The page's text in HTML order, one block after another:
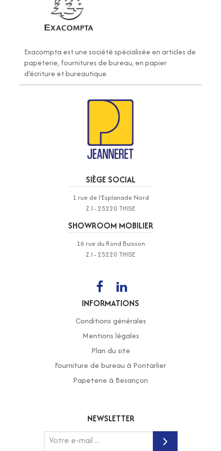
Exacompta est une société spécialisée en articles de
papeterie, fournitures de bureau, en papier
d'écriture et bureautique.
SIÈGE SOCIAL
1 rue de l'Esplanade Nord
Z.I - 25220 THISE
SHOWROOM MOBILIER
16 rue du Rond Buisson
Z.I - 25220 THISE
INFORMATIONS
Conditions générales
Mentions légales
Plan du site
Fourniture de bureau à Pontarlier
Papeterie à Besançon
NEWSLETTER